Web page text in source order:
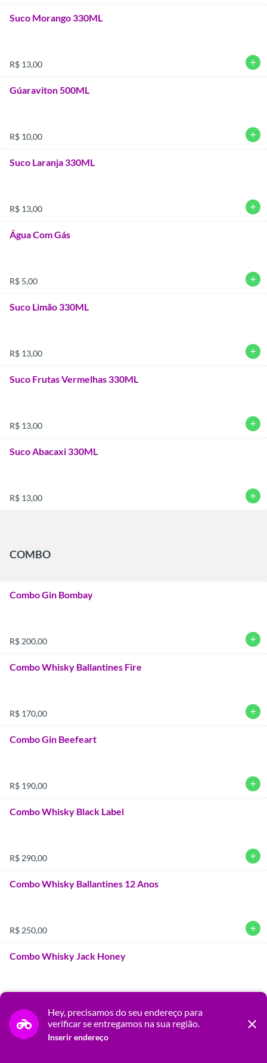
Suco Morango 330ML
R$ 13,00 add
Gúaraviton 500ML
R$ 10,00 add
Suco Laranja 330ML
R$ 13,00 add
Água Com Gás
R$ 5,00 add
Suco Limão 330ML
R$ 13,00 add
Suco Frutas Vermelhas 330ML
R$ 13,00 add
Suco Abacaxi 330ML
R$ 13,00 add
COMBO
Combo Gin Bombay
R$ 200,00 add
Combo Whisky Ballantines Fire
R$ 170,00 add
Combo Gin Beefeart
R$ 190,00 add
Combo Whisky Black Label
R$ 290,00 add
Combo Whisky Ballantines 12 Anos
R$ 250,00 add
Combo Whisky Jack Honey
Combo Gin Tanqueray
Nós utilizamos Cookies para garantir que você tenha uma melhor
experiência on-line. Saiba mais
OK, FECHAR
Hey, precisamos do seu endereço para
verificar se entregamos na sua região.
Inserir endereço
close